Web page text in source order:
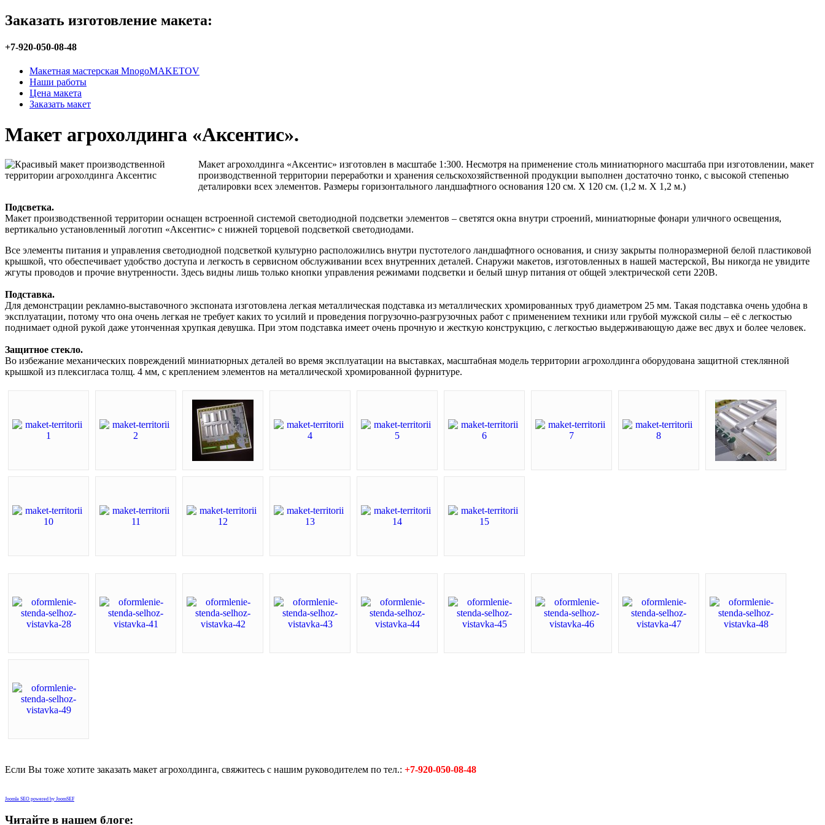
Заказать изготовление макета:
+7-920-050-08-48
Макетная мастерская MnogoMAKETOV
Наши работы
Цена макета
Заказать макет
Макет агрохолдинга «Аксентис».
Макет агрохолдинга «Аксентис» изготовлен в масштабе 1:300. Несмотря на применение столь миниатюрного масштаба при изготовлении, макет
производственной территории переработки и хранения сельскохозяйственной продукции выполнен достаточно тонко, с высокой степенью
деталировки всех элементов. Размеры горизонтального ландшафтного основания 120 см. Х 120 см. (1,2 м. Х 1,2 м.)
Подсветка.
Макет производственной территории оснащен встроенной системой светодиодной подсветки элементов – светятся окна внутри строений, миниатюрные фонари уличного освещения,
вертикально установленный логотип «Аксентис» с нижней торцевой подсветкой светодиодами.
Все элементы питания и управления светодиодной подсветкой культурно расположились внутри пустотелого ландшафтного основания, и снизу закрыты полноразмерной белой пластиковой
крышкой, что обеспечивает удобство доступа и легкость в сервисном обслуживании всех внутренних деталей. Снаружи макетов, изготовленных в нашей мастерской, Вы никогда не увидите
жгуты проводов и прочие внутренности. Здесь видны лишь только кнопки управления режимами подсветки и белый шнур питания от общей электрической сети 220В.
Подставка.
Для демонстрации рекламно-выставочного экспоната изготовлена легкая металлическая подставка из металлических хромированных труб диаметром 25 мм. Такая подставка очень удобна в
эксплуатации, потому что она очень легкая не требует каких то усилий и проведения погрузочно-разгрузочных работ с применением техники или грубой мужской силы – её с легкостью
поднимает одной рукой даже утонченная хрупкая девушка. При этом подставка имеет очень прочную и жесткую конструкцию, с легкостью выдерживающую даже вес двух и более человек.
Защитное стекло.
Во избежание механических повреждений миниатюрных деталей во время эксплуатации на выставках, масштабная модель территории агрохолдинга оборудована защитной стеклянной
крышкой из плексигласа толщ. 4 мм, с креплением элементов на металлической хромированной фурнитуре.
Если Вы тоже хотите заказать макет агрохолдинга, свяжитесь с нашим руководителем по тел.: +7-920-050-08-48
Joomla SEO powered by JoomSEF
Читайте в нашем блоге: